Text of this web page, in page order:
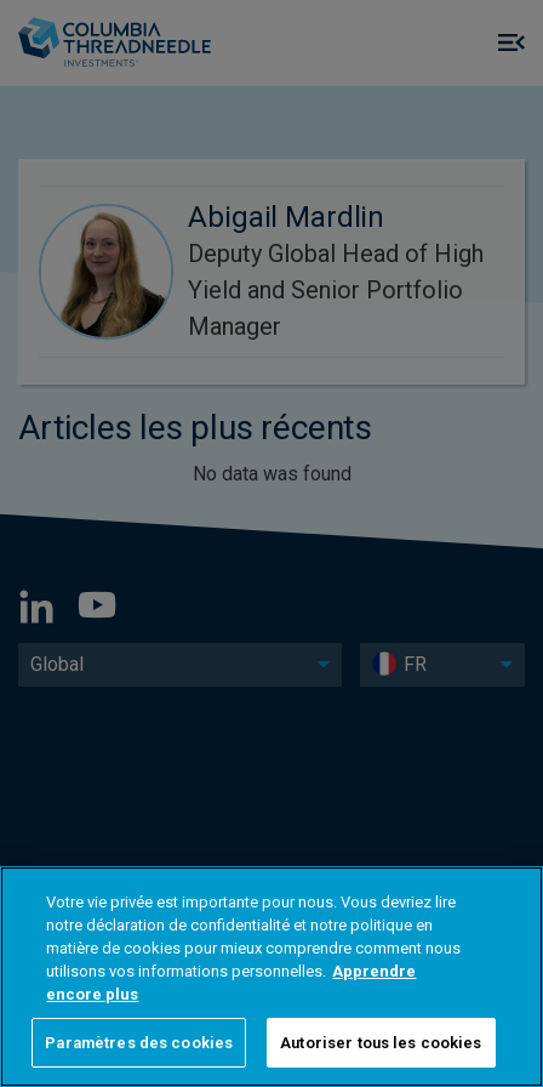
Abigail Mardlin
Deputy Global Head of High
Yield and Senior Portfolio
Manager
Articles les plus récents
No data was found
Global FR
Votre vie privée est importante pour nous. Vous devriez lire
notre déclaration de confidentialité et notre politique en
matière de cookies pour mieux comprendre comment nous
utilisons vos informations personnelles. Apprendre
encore plus
Paramètres des cookies Autoriser tous les cookies